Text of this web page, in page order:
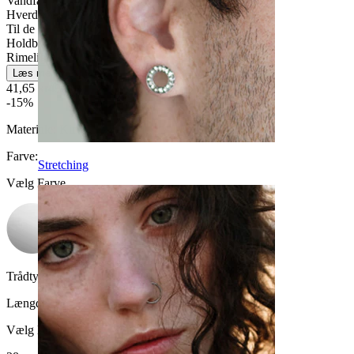
Stretching
Hverdagsbrug
Til de fleste hudtyper
Holdbar
Rimelig nemt
Læs mere
41,65 kr
49,00 kr
-15%
Materiale:
Kirurgisk stål
Farve:
Vælg Farve
Trådtykkelse:
1,6 mm
Længde:
Vælg Længde